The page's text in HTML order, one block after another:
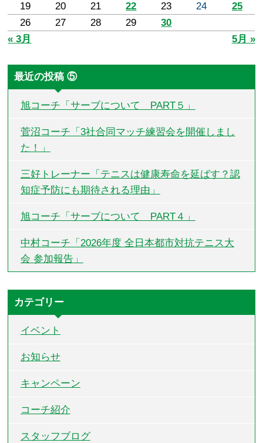
19
20 21 22 23 24
25
26
27 28 29
30
« 3月
5月 »
最近の投稿 ⑤
旭コーチ「サーブについて PART５」
菅沼コーチ「3社合同マッチ練習会を開催しまし
た！」
三好トレーナー「テニスは健康寿命を延ばす？認
知症予防にも期待される理由」
旭コーチ「サーブについて PART４」
中村コーチ「2026年度 全日本都市対抗テニス大
会 参加報告」
カテゴリー
イベント
お知らせ
キャンペーン
コーチ紹介
スタッフブログ